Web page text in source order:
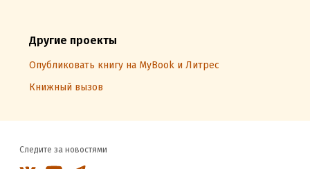
Другие проекты
Опубликовать книгу на MyBook и Литрес
Книжный вызов
Следите за новостями